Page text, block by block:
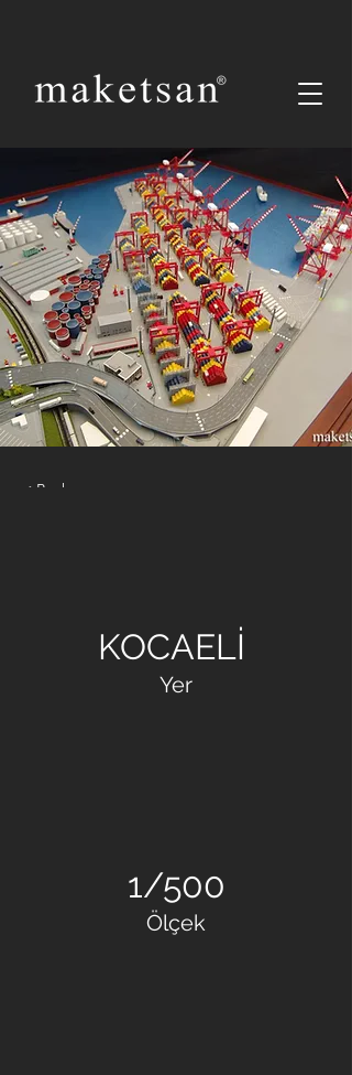
< Back
KOCAELİ
Yer
1/500
Ölçek